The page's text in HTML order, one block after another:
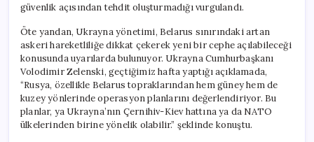
güvenlik açısından tehdit oluşturmadığı vurgulandı.
Öte yandan, Ukrayna yönetimi, Belarus sınırındaki artan
askeri hareketliliğe dikkat çekerek yeni bir cephe açılabileceği
konusunda uyarılarda bulunuyor. Ukrayna Cumhurbaşkanı
Volodimir Zelenski, geçtiğimiz hafta yaptığı açıklamada,
“Rusya, özellikle Belarus topraklarından hem güney hem de
kuzey yönlerinde operasyon planlarını değerlendiriyor. Bu
planlar, ya Ukrayna’nın Çernihiv-Kiev hattına ya da NATO
ülkelerinden birine yönelik olabilir.” şeklinde konuştu.